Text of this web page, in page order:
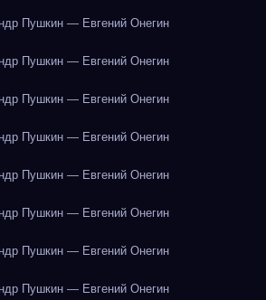
Пушкин — Евгений Онегин
Пушкин — Евгений Онегин
Пушкин — Евгений Онегин
Пушкин — Евгений Онегин
Пушкин — Евгений Онегин
Пушкин — Евгений Онегин
Пушкин — Евгений Онегин
Пушкин — Евгений Онегин